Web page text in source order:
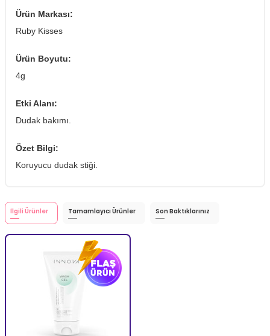
Ürün Markası:
Ruby Kisses
Ürün Boyutu:
4g
Etki Alanı:
Dudak bakımı.
Özet Bilgi:
Koruyucu dudak stiği.
İlgili Ürünler Tamamlayıcı Ürünler Son Baktıklarınız